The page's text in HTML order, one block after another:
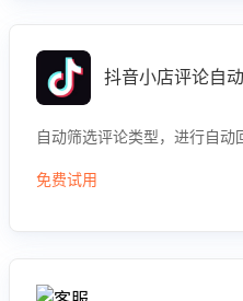
抖音小店评论自
自动筛选评论类型，进行自
免费试用